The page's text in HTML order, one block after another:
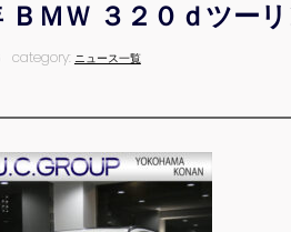
ＢＭＷ ３２０ｄツ
category: ニュース一覧